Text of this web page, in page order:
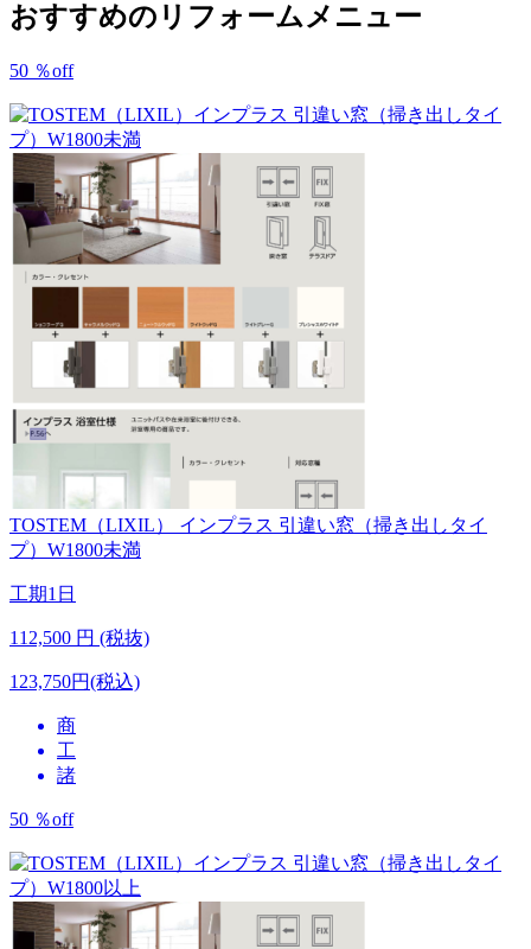
おすすめのリフォームメニュー
50 ％off
TOSTEM（LIXIL）
インプラス 引違い窓（掃き出しタイ
プ）W1800未満
工期1日
112,500 円 (税抜)
123,750円(税込)
商
工
諸
50 ％off